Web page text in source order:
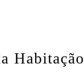
Habitação